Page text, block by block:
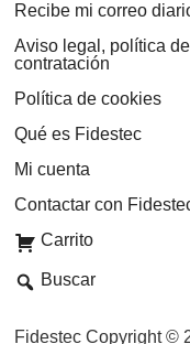
Recibe mi correo
Aviso legal, política
contratación
Política de cookies
Qué es Fidestec
Mi cuenta
Contactar con
Carrito
Buscar
Fidestec Copyright ©